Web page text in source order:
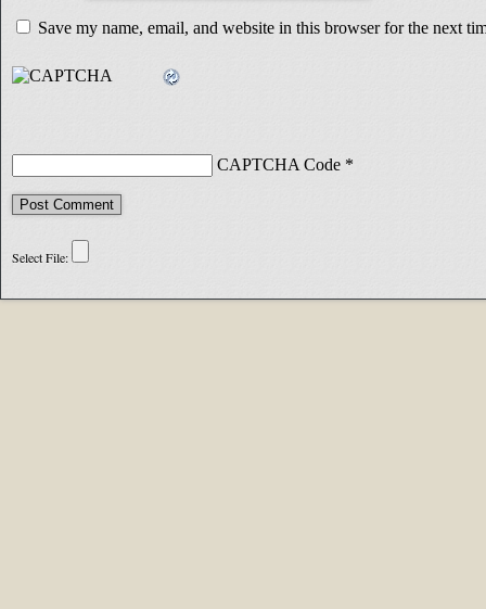
Save my name, email, and website in this browser for the next
CAPTCHA Code *